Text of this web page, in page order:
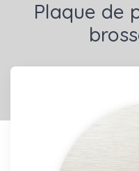
Plaque de